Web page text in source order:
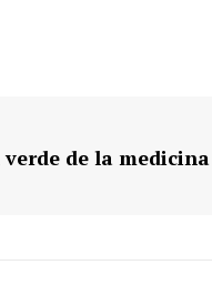
de la medicina